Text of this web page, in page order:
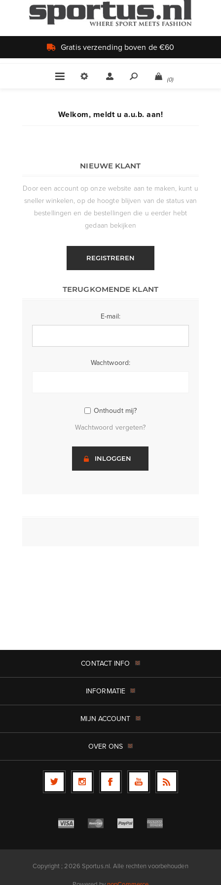
Gratis verzending boven de €60
(0)
Welkom, meldt u a.u.b. aan!
NIEUWE KLANT
Door een account op onze website aan te maken, kunt u
sneller winkelen, op de hoogte blijven van de status van
bestellingen en de bestellingen die u eerder hebt
gedaan bekijken
REGISTREREN
TERUGKOMENDE KLANT
E-mail:
Wachtwoord:
Onthoudt mij?
Wachtwoord vergeten?
INLOGGEN
CONTACT INFO
INFORMATIE
MIJN ACCOUNT
OVER ONS
Copyright ; 2026 Sportus.nl. Alle rechten voorbehouden